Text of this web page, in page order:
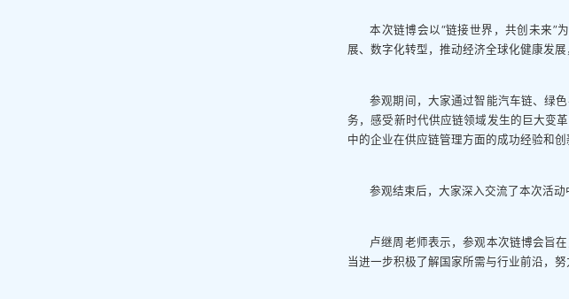
本次链博会以“链接世界，共创未来”
展、数字化转型，推动经济全球化健康发
参观期间，大家通过智能汽车链、绿
务，感受新时代供应链领域发生的巨大变
中的企业在供应链管理方面的成功经验和
参观结束后，大家深入交流了本次活动
卢继周老师表示，参观本次链博会旨
当进一步积极了解国家所需与行业前沿，